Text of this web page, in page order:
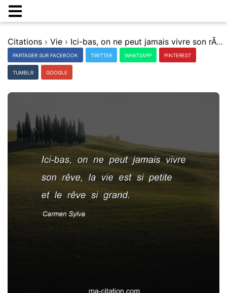
Citations › Vie › Ici-bas, on ne peut jamais vivre son rÃªve, la vie est si petite et le rÃªve si grand.
PARTAGER SUR FACEBOOK TWITTER WHATSAPP PINTEREST
TUMBLR GOOGLE